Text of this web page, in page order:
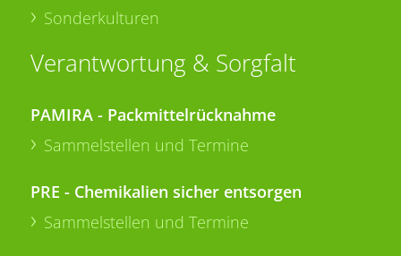
Sonderkulturen
Verantwortung & Sorgfalt
PAMIRA - Packmittelrücknahme
Sammelstellen und Termine
PRE - Chemikalien sicher entsorgen
Sammelstellen und Termine